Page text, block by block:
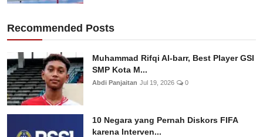
Recommended Posts
Muhammad Rifqi Al-barr, Best Player GSI
SMP Kota M...
Abdi Panjaitan Jul 19, 2026 0
10 Negara yang Pernah Diskors FIFA
karena Interven...